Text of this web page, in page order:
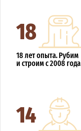
18
18 лет опыта. Рубим
и строим с 2008 года
14